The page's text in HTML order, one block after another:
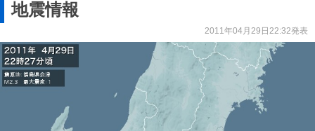
地震情報
2011年04月29日22:32発表